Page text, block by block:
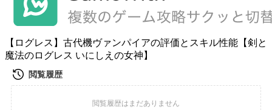
【ログレス】古代機ヴァンパイアの評価とスキル性能【剣と
魔法のログレス いにしえの女神】